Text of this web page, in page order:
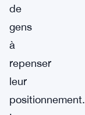
de
gens
à
repenser
leur
positionnement.